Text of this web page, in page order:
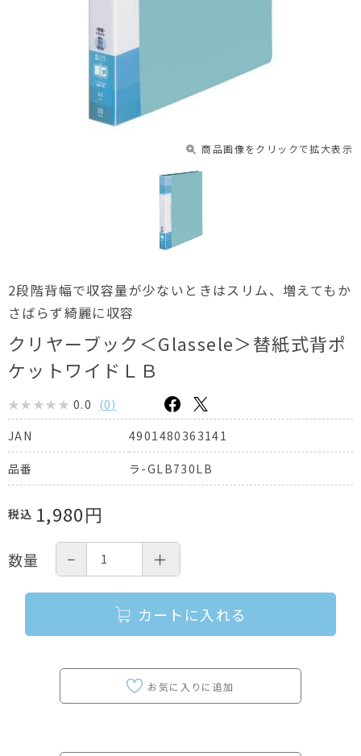
商品画像をクリックで拡大表示
2段階背幅で収容量が少ないときはスリム、増えてもか
さばらず綺麗に収容
クリヤーブック＜Glassele＞替紙式背ポ
ケットワイドＬＢ
0.0 (0)
JAN
4901480363141
品番 ラ-GLB730LB
税込 1,980円
数量 − ＋
カートに入れる